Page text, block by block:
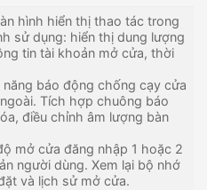
hình hiển thị thao tác trong
sử dụng: hiển thị dung lượng
tin tài khoản mở cửa, thời
năng báo động chống cạy cửa
Tích hợp chuông báo
điều chỉnh âm lượng bàn
mở cửa đăng nhập 1 hoặc 2
người dùng. Xem lại bộ nhớ
và lịch sử mở cửa.